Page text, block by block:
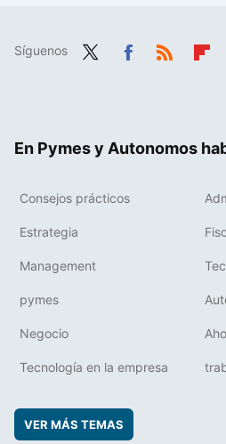
Síguenos
En Pymes y Autonomos
Consejos prácticos
Estrategia
Management
pymes
Negocio
Tecnología en la empresa
VER MÁS TEMAS